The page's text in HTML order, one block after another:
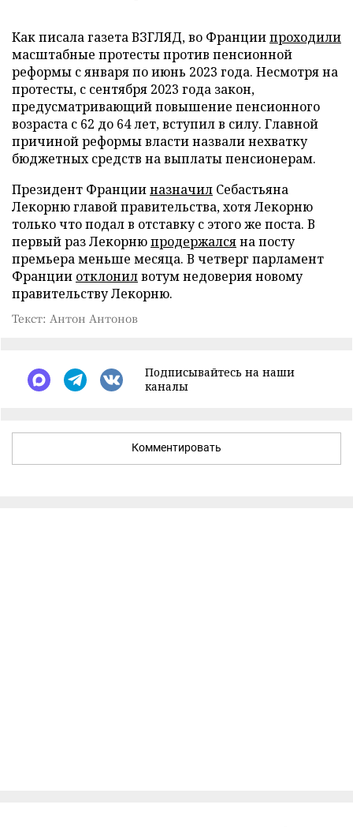
Как писала газета ВЗГЛЯД, во Франциипроходили
масштабные протесты против пенсионной
реформы с января по июнь 2023 года. Несмотря на
протесты, с сентября 2023 года закон,
предусматривающий повышение пенсионного
возраста с 62 до 64 лет, вступил в силу. Главной
причиной реформы власти назвали нехватку
бюджетных средств на выплаты пенсионерам.
Президент Францииназначил Себастьяна
Лекорню главой правительства, хотя Лекорню
только что подал в отставку с этого же поста. В
первый раз Лекорнюпродержалсяна посту
премьера меньше месяца. В четверг парламент
Франции отклонилвотум недоверия новому
правительству Лекорню.
Текст: Антон Антонов
Подписывайтесь на наши
каналы
Комментировать